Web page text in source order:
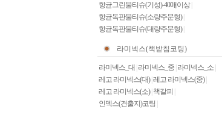
항균그린물티슈(기성)-40매이상|
항균독판물티슈(소량주문형)|
항균독판물티슈(대량주문형)|
라미넥스(책받침코팅)
라미넥스_대 라미넥스_중 라미넥스_소
레고 라미넥스(대)| 레고 라미넥스(중)|
레고 라미넥스(소)| 책갈피
인덱스(견출지)코팅